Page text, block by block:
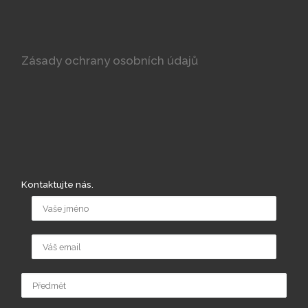
Zásady ochrany osobních údajů
Kontaktujte nás.